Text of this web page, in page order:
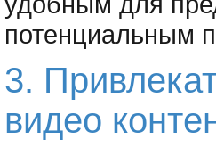
потенциальным
3.
видео